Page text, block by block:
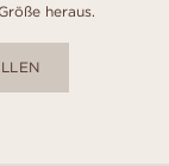
heraus.